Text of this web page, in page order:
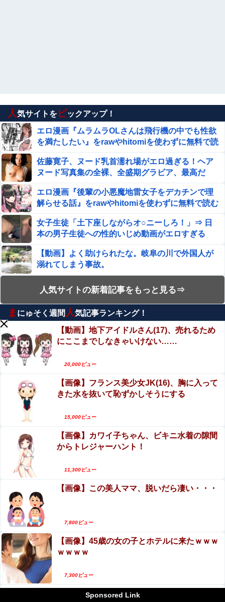
案はSnow Manに竹田恒泰が入るようなもの」
【エ□漫画】 エ●チでだらしなく変貌してしまったいと
このお姉ちゃんにチン○ン搾り取られちゃうショタ
君…！
【動画】ロシア軍のドローンをネット発射装置で撃墜する
ウクライナ。
【日向坂46】坂井新奈、単独で外番組初出演ｷﾀ━(ﾟ
∀ﾟ)━!!!!他
【朗報】 ビッグダディの娘、結構エ●チになっていた
『ゼノブレイド ディフィニティブエディション Nintendo
Switch 2 Edition』3,713 本
【画像】 おじさん「締まり凄いね♥ほぐし甲斐があるよ
♥」友達との買い物の為にサクッとパパ活する女さん
【悲報】ラッパーさん、札束披露するもネット民から「新
【画像あり】居酒屋「6人で長居して会計4939円！喋りた
いだけなら公園に行ってくれ（怒」
【閲覧注意】有名タレント(48歳)、生配信中に自傷行為。
想像の10倍エグくてファン全員トラウマに…
共産主義、社会主義「必ず失敗します」資本主義「必ず少
子化します」他
「FGO」攻略感想(796)26年お正月福袋召喚を回してみた
よ！皆さん助言サンクス！大体予定通りに来てくれたのだ
【投稿動画】 トー横女子さん、わずか3,000円をもらうた
めに大人のチ●ポをしゃぶってしまう…
エロ漫画『後輩の小悪魔地雷女子をデカチンで理解らせる
話』をrawやhitomiを使わずに無料で読む方法│めんぼーれ
【衝撃】ワイのパッパ、会社でナンバーツーになった
結果ｗｗｗｗｗｗｗｗｗｗ
【閲覧注意】首吊り自殺中に失禁する美少女達の動画を見
て興奮する男達が存在するらしい…（動画あり）
Powered by livedoor 相互RSS
人気サイトを ピックアップ！
エロ漫画『ムラムラOLさんは飛行機の中でも性欲
を満たしたい』をrawやhitomiを使わずに無料で読
佐藤寛子、ヌード乳首濡れ場がエロ過ぎる！ヘア
ヌード写真集の全裸、全盛期グラビア、最高だ
エロ漫画『後輩の小悪魔地雷女子をデカチンで理
解らせる話』をrawやhitomiを使わずに無料で読む
女子生徒「土下座しながらオ○ニーしろ！」⇒ 日
本の男子生徒への性的いじめ動画がエロすぎる
【動画】よく助けられたな。岐阜の川で外国人が
溺れてしまう事故。
【動画】ロシア軍のドローンをネット発射装置で
撃墜するウクライナ。
【動画】逃げる判断はやっ！埼玉でスマホ運転の
プリウスに当て逃げされる車載。
上西怜、写真集おっぱいがエロい！元NMB48、成
熟した至高のおっぱい！！
か？分かりました…」
動画を見て興奮する男達が存在するらしい…（動
【閲覧注意】有名タレント(48歳)、生配信中に自
傷行為。想像の10倍エグくてファン全員トラウマ
エロ漫画『子種が通貨として流通する種付け特区
hitomiを使わずに無料で読む方法│フリテン堂
人気サイトの新着記事をもっと見る⇒
ま にゅそく週間 人気記事ランキング！
【動画】地下アイドルさん(17)、売れるため
にここまでしなきゃいけない……
20,000ビュー
【画像】フランス美少女JK(16)、胸に入って
きた水を抜いて恥ずかしそうにする
15,000ビュー
【画像】カワイ子ちゃん、ビキニ水着の隙間
からトレジャーハント！
11,300ビュー
【画像】この美人ママ、脱いだら凄い・・・
7,800ビュー
【画像】45歳の女の子とホテルに来たｗｗｗ
ｗｗｗｗ
7,300ビュー
【画像】白人特有のこういうオッパイｗｗｗ
Sponsored Link